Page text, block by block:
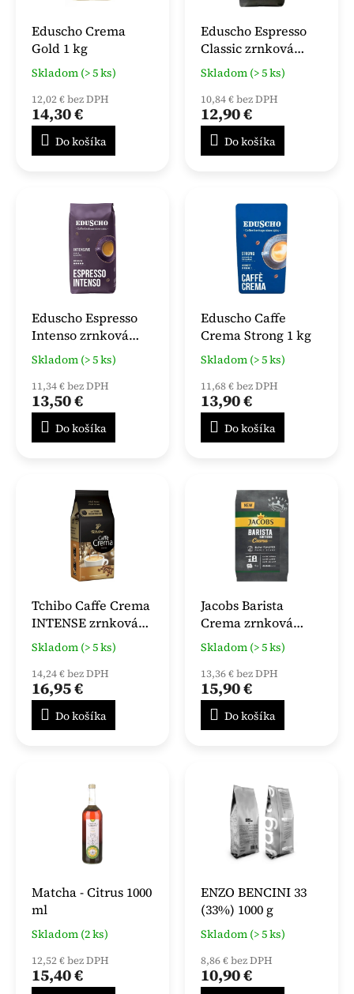
Eduscho Crema
Gold 1 kg
Skladom (> 5 ks)
12,02 € bez DPH
14,30 €
Do košíka
Eduscho Espresso
Classic zrnková
káva 1kg
Skladom (> 5 ks)
10,84 € bez DPH
12,90 €
Do košíka
Eduscho Espresso
Intenso zrnková
káva 1kg
Skladom (> 5 ks)
11,34 € bez DPH
13,50 €
Do košíka
Eduscho Caffe
Crema Strong 1 kg
Skladom (> 5 ks)
11,68 € bez DPH
13,90 €
Do košíka
Tchibo Caffe Crema
INTENSE zrnková
káva 1kg
Skladom (> 5 ks)
14,24 € bez DPH
16,95 €
Do košíka
Jacobs Barista
Crema zrnková
káva 1kg
Skladom (> 5 ks)
13,36 € bez DPH
15,90 €
Do košíka
Matcha - Citrus 1000
ml
Skladom (2 ks)
12,52 € bez DPH
15,40 €
ENZO BENCINI 33
(33%) 1000 g
Skladom (> 5 ks)
8,86 € bez DPH
10,90 €